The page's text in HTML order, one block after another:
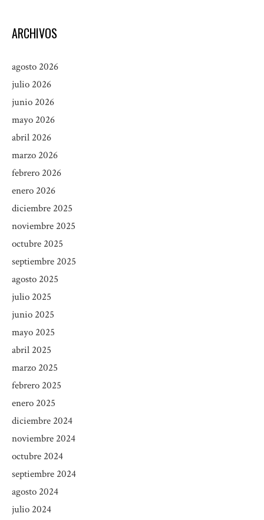
ARCHIVOS
agosto 2026
julio 2026
junio 2026
mayo 2026
abril 2026
marzo 2026
febrero 2026
enero 2026
diciembre 2025
noviembre 2025
octubre 2025
septiembre 2025
agosto 2025
julio 2025
junio 2025
mayo 2025
abril 2025
marzo 2025
febrero 2025
enero 2025
diciembre 2024
noviembre 2024
octubre 2024
septiembre 2024
agosto 2024
julio 2024